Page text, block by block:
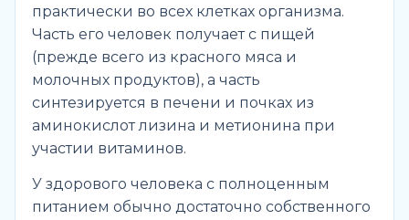
практически во всех клетках организма.
Часть его человек получает с пищей
(прежде всего из красного мяса и
молочных продуктов), а часть
синтезируется в печени и почках из
аминокислот лизина и метионина при
участии витаминов.
У здорового человека с полноценным
питанием обычно достаточно собственного